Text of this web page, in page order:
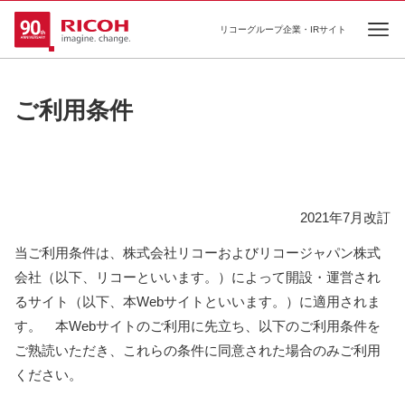
リコーグループ企業・IRサイト
ご利用条件
2021年7月改訂
当ご利用条件は、株式会社リコーおよびリコージャパン株式
会社（以下、リコーといいます。）によって開設・運営され
るサイト（以下、本Webサイトといいます。）に適用されま
す。 本Webサイトのご利用に先立ち、以下のご利用条件を
ご熟読いただき、これらの条件に同意された場合のみご利用
ください。